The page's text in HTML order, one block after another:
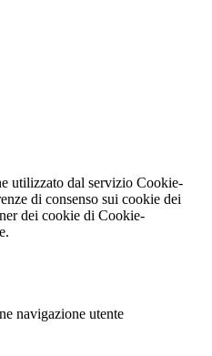
utilizzato dal servizio Cookie-
di consenso sui cookie dei
dei cookie di Cookie-
navigazione utente